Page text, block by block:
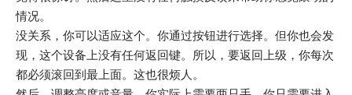
情况。
没关系，你可以适应这个。你通过按钮进行选择。但你也会发
现，这个设备上没有任何返回键。所以，要返回上级，你每次
都必须滚回到最上面。这也很烦人。